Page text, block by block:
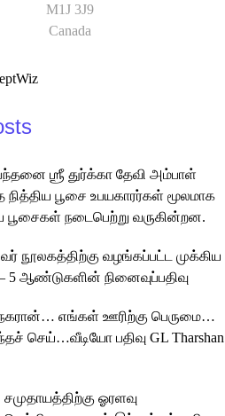
M1J 3J9
Canada
ஶ்ரீ துர்க்கா தேவி அம்பாள்
பூசை உபயகாரர்கள் மூலமாக
பூசைகள் நடைபெற்று வருகின்றன.
நூலகத்திற்கு வழங்கப்பட்ட முக்கிய
ஆண்டுகளின் நினைவுப்பதிவு
எங்கள் ஊரிற்கு பெருமை…
செய்…வீடியோ பதிவு GL Tharshan
ஓரளவு